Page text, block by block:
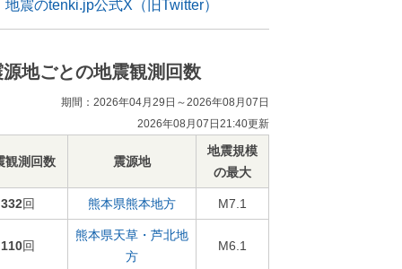
地震のtenki.jp公式X（旧Twitter）
源地ごとの地震観測回数
期間：2026年04月29日～2026年08月07日
2026年08月07日21:40更新
観測回数 震源地
地震規模
の最大
332回 熊本県熊本地方 M7.1
110回
熊本県天草・芦北地
方
M6.1